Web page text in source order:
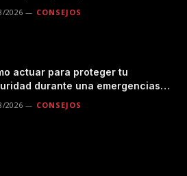
2026 CONSEJOS
actuar para proteger tu
durante una emergencias
2026 CONSEJOS